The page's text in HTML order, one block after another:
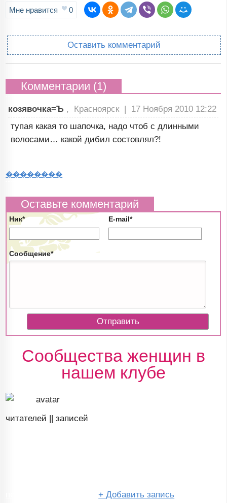
Мне нравится 0
Оставить комментарий
Комментарии (1)
козявочка=Ъ , Красноярск | 17 Ноября 2010 12:22
тупая какая то шапочка, надо чтоб с длинными
волосами… какой дибил состовлял?!
��������
Оставьте комментарий
Ник* E-mail*
Сообщение*
Сообщества женщин в
нашем клубе
читателей ||записей
перейти в сообщество+Добавить запись